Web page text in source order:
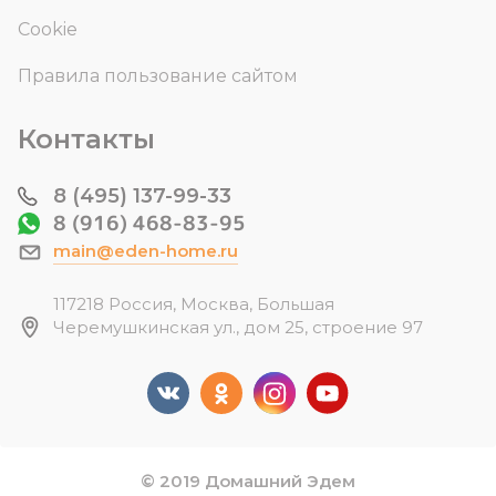
Cookie
Правила пользование сайтом
Контакты
8 (495) 137-99-33
8 (916) 468-83-95
main@eden-home.ru
117218 Россия, Москва, Большая
Черемушкинская ул., дом 25, строение 97
© 2019 Домашний Эдем